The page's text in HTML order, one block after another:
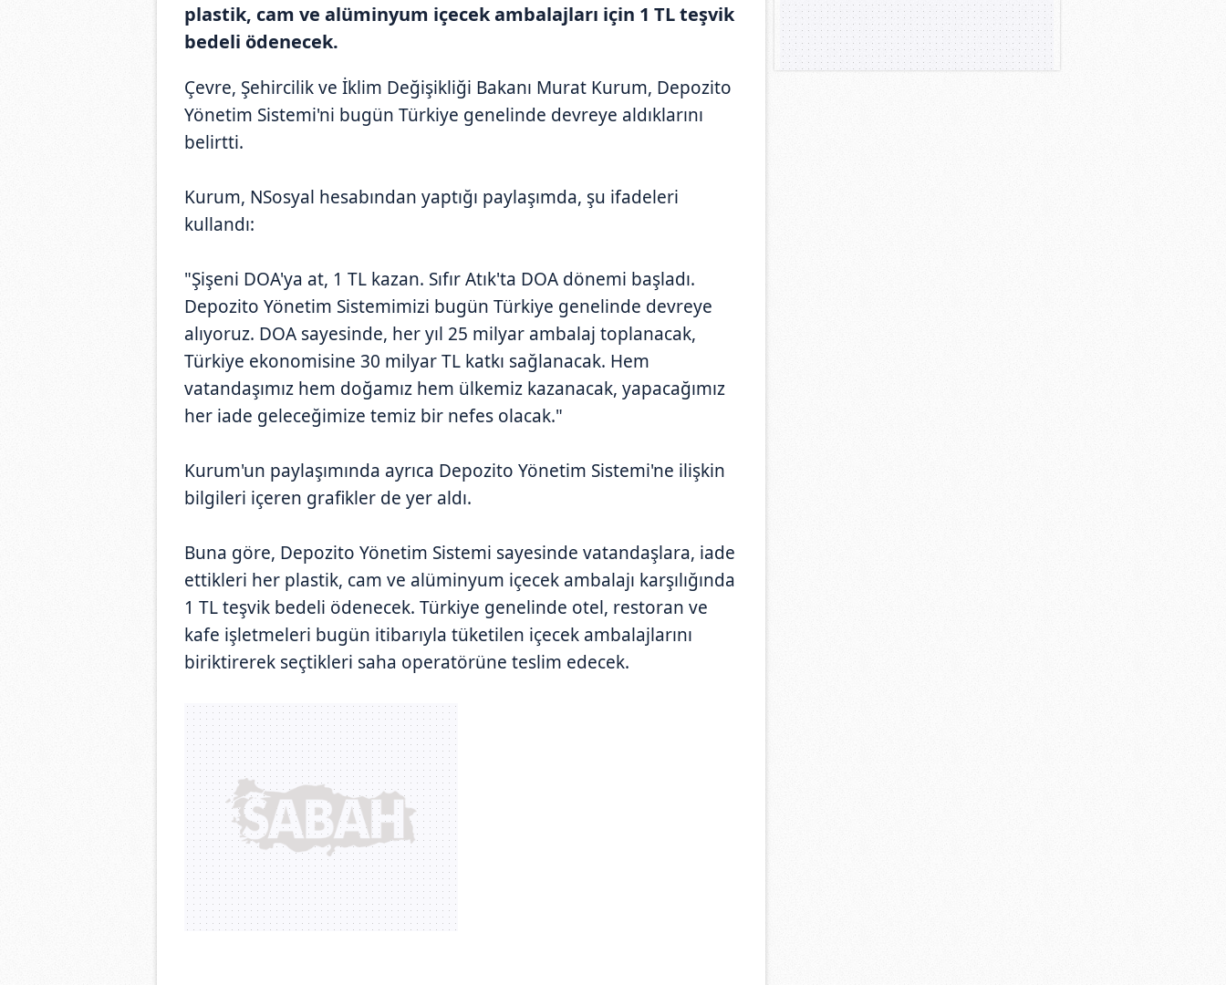
plastik, cam ve alüminyum içecek ambalajları için 1 TL teşvik
bedeli ödenecek.
Çevre, Şehircilik ve İklim Değişikliği Bakanı Murat Kurum, Depozito
Yönetim Sistemi'ni bugün Türkiye genelinde devreye aldıklarını
belirtti.
Kurum, NSosyal hesabından yaptığı paylaşımda, şu ifadeleri
kullandı:
"Şişeni DOA'ya at, 1 TL kazan. Sıfır Atık'ta DOA dönemi başladı.
Depozito Yönetim Sistemimizi bugün Türkiye genelinde devreye
alıyoruz. DOA sayesinde, her yıl 25 milyar ambalaj toplanacak,
Türkiye ekonomisine 30 milyar TL katkı sağlanacak. Hem
vatandaşımız hem doğamız hem ülkemiz kazanacak, yapacağımız
her iade geleceğimize temiz bir nefes olacak."
Kurum'un paylaşımında ayrıca Depozito Yönetim Sistemi'ne ilişkin
bilgileri içeren grafikler de yer aldı.
Buna göre, Depozito Yönetim Sistemi sayesinde vatandaşlara, iade
ettikleri her plastik, cam ve alüminyum içecek ambalajı karşılığında
1 TL teşvik bedeli ödenecek. Türkiye genelinde otel, restoran ve
kafe işletmeleri bugün itibarıyla tüketilen içecek ambalajlarını
biriktirerek seçtikleri saha operatörüne teslim edecek.